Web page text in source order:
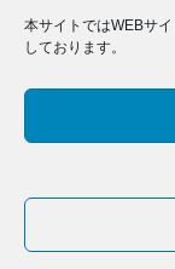
本サイトではWEBサ
しております。
ホーム 営